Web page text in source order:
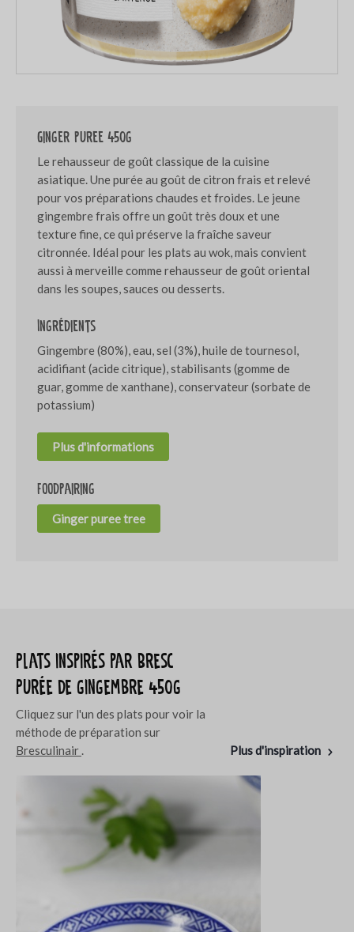
Ginger puree 450g
Le rehausseur de goût classique de la cuisine
asiatique. Une purée au goût de citron frais et relevé
pour vos préparations chaudes et froides. Le jeune
gingembre frais offre un goût très doux et une
texture fine, ce qui préserve la fraîche saveur
citronnée. Idéal pour les plats au wok, mais convient
aussi à merveille comme rehausseur de goût oriental
dans les soupes, sauces ou desserts.
Ingrédients
Gingembre (80%), eau, sel (3%), huile de tournesol,
acidifiant (acide citrique), stabilisants (gomme de
guar, gomme de xanthane), conservateur (sorbate de
potassium)
Plus d'informations
Foodpairing
Ginger puree tree
Plats inspirés par Bresc
Purée de gingembre 450g
Cliquez sur l'un des plats pour voir la
méthode de préparation sur
Bresculinair . Plus d'inspiration